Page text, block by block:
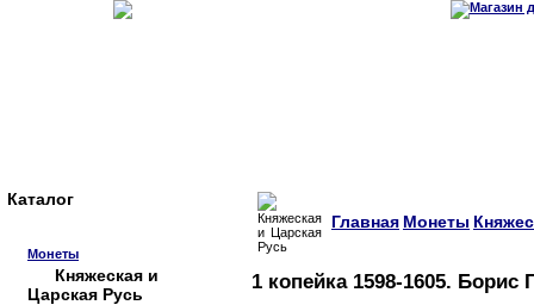
Каталог
Монеты
Княжеская и
Царская Русь
Главная Монеты
1 копейка 1598-1605.